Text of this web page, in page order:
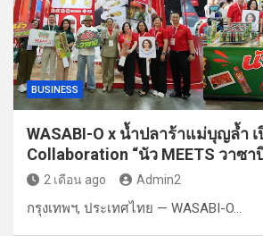
BUSINESS
WASABI-O x น้ำปลาร้าแม่บุญล้ำ
Collaboration “นัว MEETS วาซา
2 เดือน ago Admin2
กรุงเทพฯ, ประเทศไทย — WASABI-O…